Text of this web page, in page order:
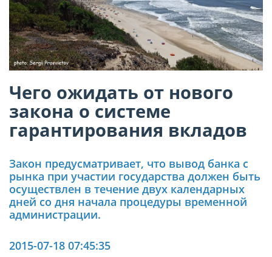
Чего ожидать от нового
закона о системе
гарантирования вкладов
Закон предусматривает, что вывод банка с
рынка при участии государства должен быть
осуществлен в течение двух календарных
дней со дня начала процедуры временной
администрации.
2015-07-18 07:45:35